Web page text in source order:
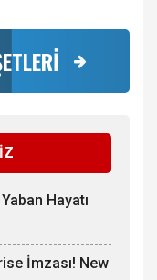
Hayatı
İmzası! New